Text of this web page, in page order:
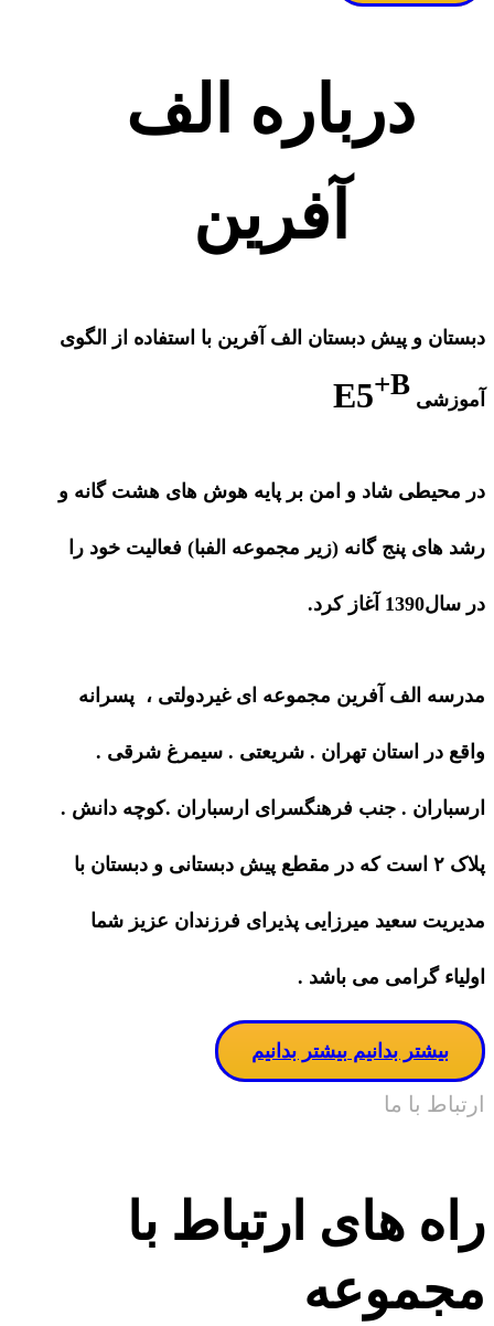
درباره الف
آفرین
دبستان و پیش دبستان الف آفرین با استفاده از الگوی
آموزشی E5+B
در محیطی شاد و امن بر پایه هوش های هشت گانه و
رشد های پنج گانه (زیر مجموعه الفبا) فعالیت خود را
در سال1390 آغاز کرد.
مدرسه الف آفرین مجموعه ای غیردولتی ، پسرانه
واقع در استان تهران . شریعتی . سیمرغ شرقی .
ارسباران . جنب فرهنگسرای ارسباران .کوچه دانش .
پلاک ۲ است که در مقطع پیش دبستانی و دبستان با
مدیریت سعید میرزایی پذیرای فرزندان عزیز شما
اولیاء گرامی می باشد .
بیشتر بدانیم بیشتر بدانیم
ارتباط با ما
راه های ارتباط با
مجموعه